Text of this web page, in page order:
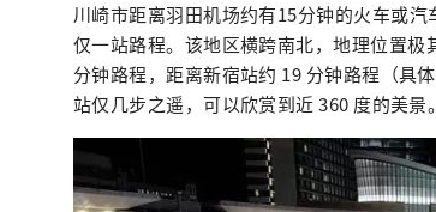
川崎市距离羽田机场约有15分钟的火车或
仅一站路程。该地区横跨南北，地理位置
分钟路程，距离新宿站约 19 分钟路程（具
站仅几步之遥，可以欣赏到近 360 度的美景。